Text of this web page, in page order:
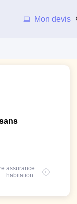
Mon devis
assurance
habitation.